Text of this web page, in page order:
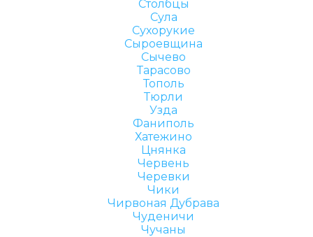
Столбцы
Сула
Сухорукие
Сыроевщина
Сычево
Тарасово
Тополь
Тюрли
Узда
Фаниполь
Хатежино
Цнянка
Червень
Черевки
Чики
Чирвоная Дубрава
Чуденичи
Чучаны